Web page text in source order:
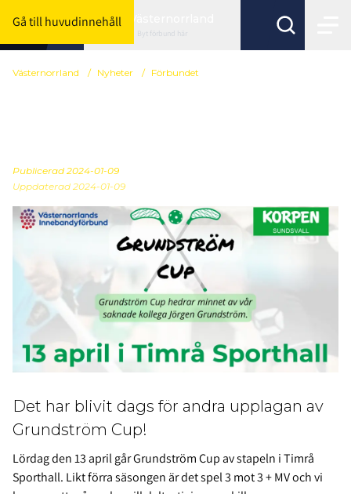
Gå till huvudinnehåll
Byt förbund här
Västernorrland / Nyheter / Förbundet
Publicerad 2024-01-09
Uppdaterad 2024-01-09
Det har blivit dags för andra upplagan av
Grundström Cup!
Lördag den 13 april går Grundström Cup av stapeln i Timrå
Sporthall. Likt förra säsongen är det spel 3 mot 3 + MV och vi